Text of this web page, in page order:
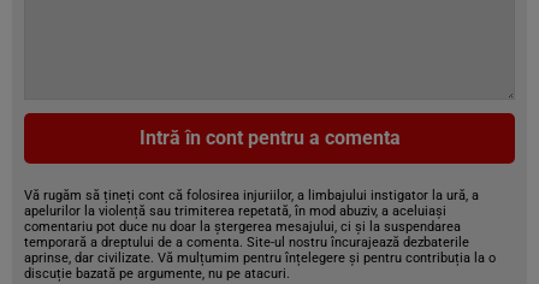
Intră în cont pentru a comenta
Vă rugăm să țineți cont că folosirea injuriilor, a limbajului instigator la ură, a
apelurilor la violență sau trimiterea repetată, în mod abuziv, a aceluiași
comentariu pot duce nu doar la ștergerea mesajului, ci și la suspendarea
temporară a dreptului de a comenta. Site-ul nostru încurajează dezbaterile
aprinse, dar civilizate. Vă mulțumim pentru înțelegere și pentru contribuția la o
discuție bazată pe argumente, nu pe atacuri.